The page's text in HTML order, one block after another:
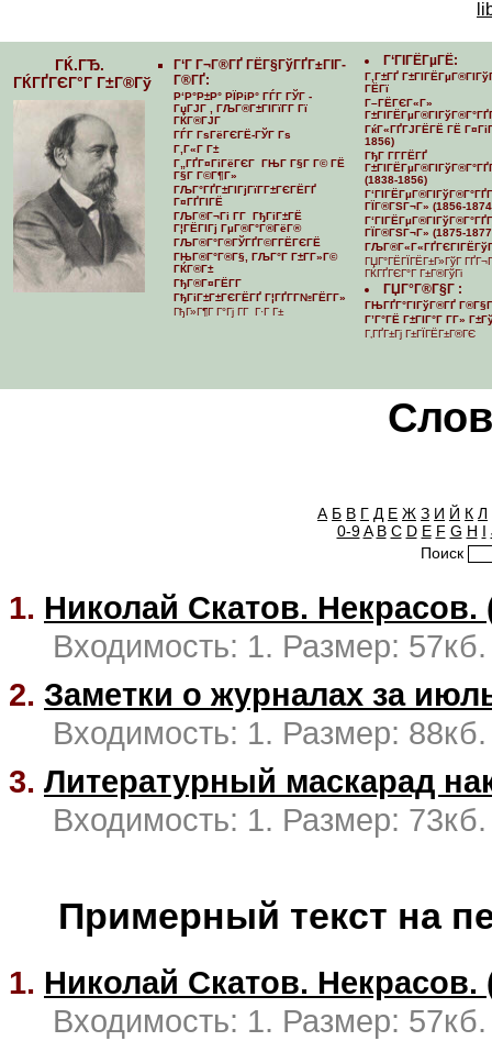
ГЌ.ГЂ.
ГЌГҐГЄГ°Г Г±Г®Гў
Г‘Г Г¬Г®ГҐ ГЁГ§ГўГҐГ±ГІГ­
Г®ГҐ:
Р‘Р°Р±Р° РЇРіР° ГЃГ ГЎГ -
ГџГЈГ , ГЉГ®Г±ГІГїГ­Г Гї
ГЌГ®ГЈГ
ГЃГ ГѕГёГЄГЁ-ГЎГ Гѕ
Г‚Г«Г Г±
Г„ГҐГ¤ГіГёГЄГ ГЊГ Г§Г Г© ГЁ
Г§Г Г©Г¶Г»
ГЉГ°ГҐГ±ГІГјГїГ­Г±ГЄГЁГҐ
Г¤ГҐГІГЁ
ГЉГ®Г¬Гі Г­Г ГђГіГ±ГЁ
Г¦ГЁГІГј ГµГ®Г°Г®ГёГ®
ГЉГ®Г°Г®ГЎГҐГ©Г­ГЁГЄГЁ
ГЊГ®Г°Г®Г§, ГЉГ°Г Г±Г­Г»Г©
ГЌГ®Г±
ГђГ®Г¤ГЁГ­Г
ГђГіГ±Г±ГЄГЁГҐ Г¦ГҐГ­Г№ГЁГ­Г»
ГђГ»Г¶Г Г°Гј Г­Г Г·Г Г±
Г‘ГІГЁГµГЁ:
Г‚Г±ГҐ
ГЁГї
Г–ГЁГЄГ«Г»
ГќГ«ГҐГЈГЁГЁ ГЁ
1856)
ГђГ Г­Г­ГЁГҐ
(1838-1856)
ГЇГ®ГЅГ¬Г» (1856-
ГЇГ®ГЅГ¬Г» (1875-
ГЏГ°ГЁГЇГЁГ±Г»ГўГ
ГЌГҐГЄГ°Г Г±Г®ГўГі
ГЏГ°Г®Г§Г :
ГЊГҐГ°ГІГўГ®ГҐ
Г’Г°ГЁ Г±ГІГ°Г Г­Г»
Г‚ГҐГ±Гј Г±ГЇГЁГ±Г®ГЄ
А Б В Г Д Е Ж З И Й К Л
0-9 A B C D E F G H I
Поиск
1. Николай Скатов. Некрасов.
Входимость: 1. Размер: 57кб.
2. Заметки о журналах за
Входимость: 1. Размер: 88кб.
3. Литературный маскарад
Входимость: 1. Размер: 73кб.
Примерный текст на
1. Николай Скатов. Некрасов.
Входимость: 1. Размер: 57кб.